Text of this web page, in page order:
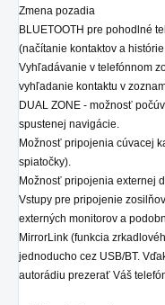
Zmena pozadia
BLUETOOTH pre pohodlné
(načítanie kontaktov a
Vyhľadávanie v telefónnom
vyhľadanie kontaktu v
DUAL ZONE - možnosť
spustenej navigácie.
Možnosť pripojenia cúvacej
spiatočky).
Možnosť pripojenia externej
Vstupy pre pripojenie
externých monitorov a
MirrorLink (funkcia
jednoducho cez USB/BT.
autorádiu prezerať Váš